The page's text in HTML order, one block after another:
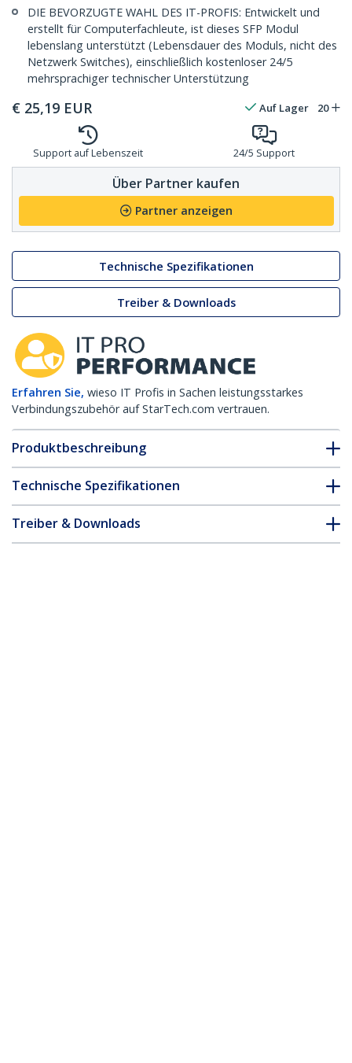
DIE BEVORZUGTE WAHL DES IT-PROFIS: Entwickelt und
erstellt für Computerfachleute, ist dieses SFP Modul
lebenslang unterstützt (Lebensdauer des Moduls, nicht des
Netzwerk Switches), einschließlich kostenloser 24/5
mehrsprachiger technischer Unterstützung
€ 25,19 EUR Auf Lager 20
Support auf Lebenszeit 24/5 Support
Über Partner kaufen
Partner anzeigen
Technische Spezifikationen
Treiber & Downloads
Erfahren Sie, wieso IT Profis in Sachen leistungsstarkes
Verbindungszubehör auf StarTech.com vertrauen.
Produktbeschreibung
Technische Spezifikationen
Treiber & Downloads